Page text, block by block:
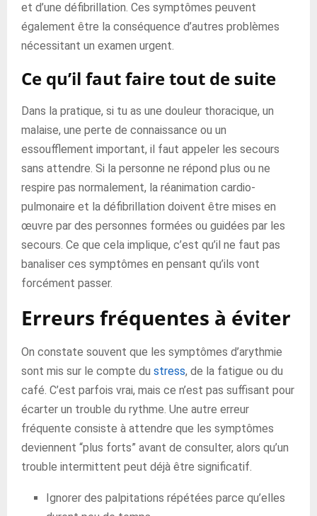
et d’une défibrillation. Ces symptômes peuvent
également être la conséquence d’autres problèmes
nécessitant un examen urgent.
Ce qu’il faut faire tout de suite
Dans la pratique, si tu as une douleur thoracique, un
malaise, une perte de connaissance ou un
essoufflement important, il faut appeler les secours
sans attendre. Si la personne ne répond plus ou ne
respire pas normalement, la réanimation cardio-
pulmonaire et la défibrillation doivent être mises en
œuvre par des personnes formées ou guidées par les
secours. Ce que cela implique, c’est qu’il ne faut pas
banaliser ces symptômes en pensant qu’ils vont
forcément passer.
Erreurs fréquentes à éviter
On constate souvent que les symptômes d’arythmie
sont mis sur le compte du stress, de la fatigue ou du
café. C’est parfois vrai, mais ce n’est pas suffisant pour
écarter un trouble du rythme. Une autre erreur
fréquente consiste à attendre que les symptômes
deviennent “plus forts” avant de consulter, alors qu’un
trouble intermittent peut déjà être significatif.
Ignorer des palpitations répétées parce qu’elles